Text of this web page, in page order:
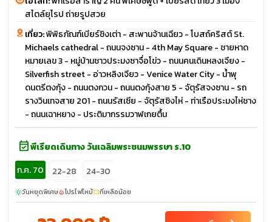
สไตล์ยุโรป ถ่ายรูปสวย
เที่ยว:พิพิธภัณฑ์เบียร์ชิงเต่า - สะพานจ้านเฉียว - โบสถ์คริสต์ St.
Michaels cathedral - ถนนจงซาน - 4th May Square - ชายหาด
หมายเลข 3 - หมู่บ้านชาวประมงซาจื่อโข่ว - ถนนคนเดินหลงเจียง -
Silverfish street - อ่าวหลิงเจียว - Venice Water City - น้ำพุ
ดนตรีตงกุ้ง - ถนนตงกวน - ถนนตงกุ้งสาย 5 - จัตุรัสจงซาน - รถ
รางวินเทจสาย 201 - ถนนรัสเซีย - จัตุรัสซิงไห่ - ท่าเรือประมงไห่ชาง
- ถนนเฉาหยาง - ประติมากรรมวาฬเกยตื้น
event_availableพีเรียดเดินทาง วันเฉลิมพระชนมพรรษา ร.10
ก.ค. 70
22-28 24-30
sunnyวันหยุดพิเศษlocal_fire_departmentโปรไฟไหม้confirmation_numberที่เหลือน้อย